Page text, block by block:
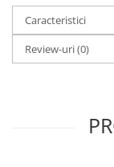
Ecrane Pentru
ECRANE LENOVO
Ecrane Pentru
Boxe Portabile
Caracteristici
Review-uri(0)